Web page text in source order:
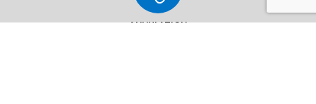
ANNULATION